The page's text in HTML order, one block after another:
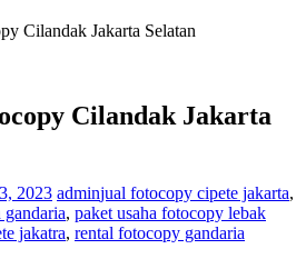
Cilandak Jakarta Selatan
Cilandak Jakarta
2023 adminjual fotocopy cipete jakarta,
, paket usaha fotocopy lebak
jakatra, rental fotocopy gandaria